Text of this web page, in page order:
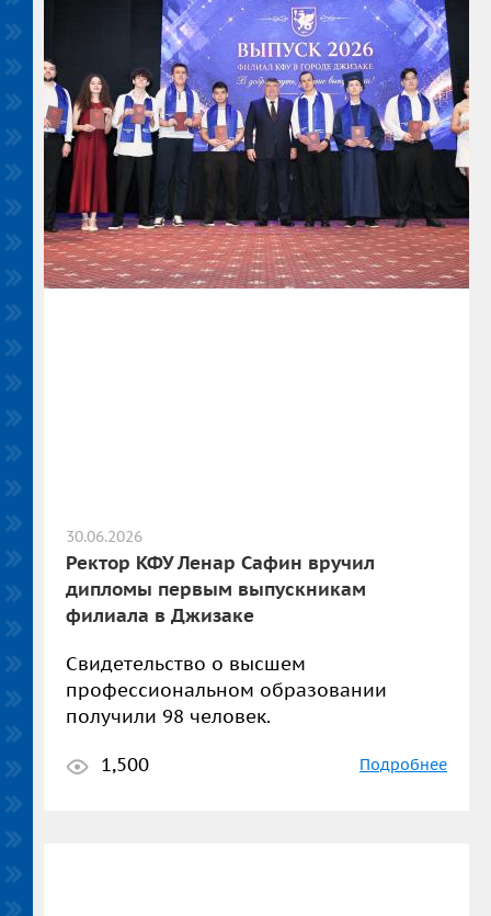
30.06.2026
Ректор КФУ Ленар Сафин вручил
дипломы первым выпускникам
филиала в Джизаке
Свидетельство о высшем
профессиональном образовании
получили 98 человек.
1,500
Подробнее